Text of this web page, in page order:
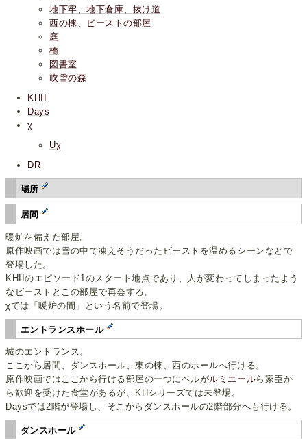
地下牢、地下倉庫、抜け道
西の棟、ビーストの部屋
庭
橋
図書室
吹雪の森
KHII
Days
χ
Uχ
DR
場所
居間
暖炉を備えた部屋。
原作映画では雪の中で凍えそうだったビーストを温めるシーンなどで
登場した。
KHIIのエピソード1のスタート地点であり、人が変わってしまったよう
なビーストとこの部屋で再会する。
χでは「暖炉の間」という名前で登場。
エントランスホール
城のエントランス。
ここから居間、ダンスホール、東の棟、西のホールへ行ける。
原作映画ではここから行ける部屋の一つにベルがルミエールら家臣か
ら歓迎を受けた食堂があるが、KHシリーズでは未登場。
Daysでは2階が登場し、そこからダンスホールの2階部分へも行ける。
ダンスホール